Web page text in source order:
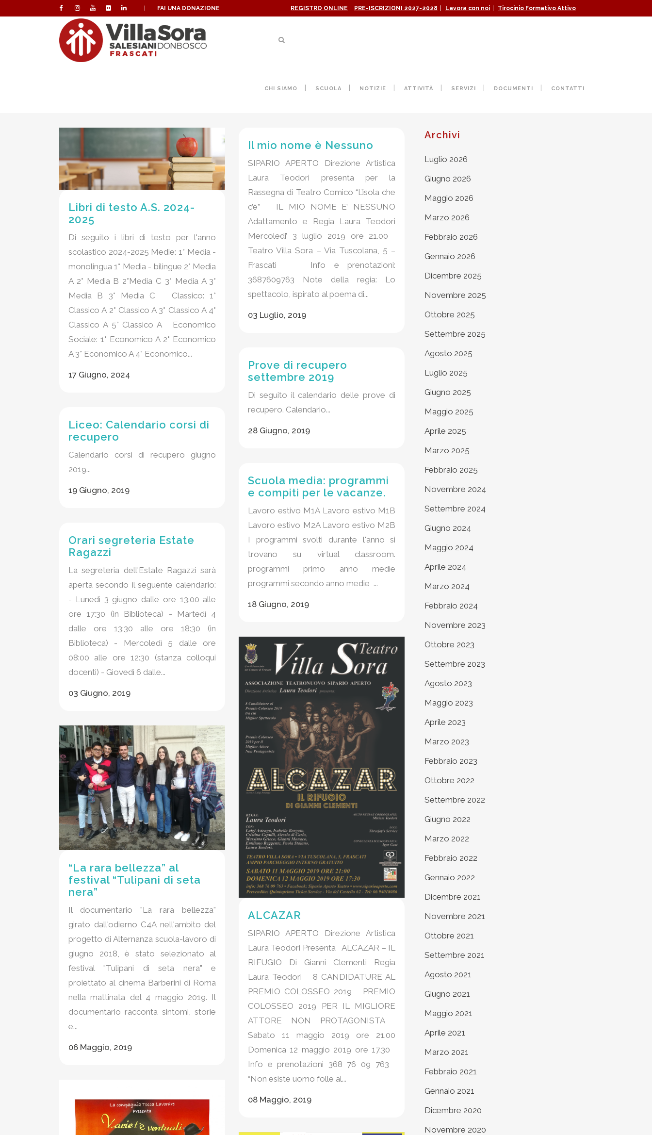
FAI UNA DONAZIONE REGISTRO ONLINE PRE-ISCRIZIONI 2027-2028 Lavora con noi Tirocinio Formativo Attivo
CHI SIAMO SCUOLA NOTIZIE ATTIVITÀ SERVIZI DOCUMENTI CONTATTI
AUTHOR: COMUNICAZIONE
Libri di testo A.S. 2024-
2025
Di seguito i libri di testo per l'anno
scolastico 2024-2025 Medie: 1° Media -
monolingua 1° Media - bilingue 2° Media
A 2° Media B 2°Media C 3° Media A 3°
Media B 3° Media C Classico: 1°
Classico A 2° Classico A 3° Classico A 4°
Classico A 5° Classico A Economico
Sociale: 1° Economico A 2° Economico
A 3° Economico A 4° Economico...
17 Giugno, 2024
Il mio nome è Nessuno
SIPARIO APERTO Direzione Artistica
Laura Teodori presenta per la
Rassegna di Teatro Comico “L’isola che
c’è” IL MIO NOME E’ NESSUNO
Adattamento e Regia Laura Teodori
Mercoledi’ 3 luglio 2019 ore 21.00
Teatro Villa Sora – Via Tuscolana, 5 –
Frascati Info e prenotazioni:
3687609763 Note della regia: Lo
spettacolo, ispirato al poema di...
03 Luglio, 2019
Prove di recupero
settembre 2019
Di seguito il calendario delle prove di
recupero. Calendario...
28 Giugno, 2019
Liceo: Calendario corsi di
recupero
Calendario corsi di recupero giugno
2019...
19 Giugno, 2019
Scuola media: programmi
e compiti per le vacanze.
Lavoro estivo M1A Lavoro estivo M1B
Lavoro estivo M2A Lavoro estivo M2B
I programmi svolti durante l'anno si
trovano su virtual classroom.
programmi primo anno medie
programmi secondo anno medie ...
18 Giugno, 2019
Orari segreteria Estate
Ragazzi
La segreteria dell'Estate Ragazzi sarà
aperta secondo il seguente calendario:
- Lunedì 3 giugno dalle ore 13.00 alle
ore 17:30 (in Biblioteca) - Martedì 4
dalle ore 13:30 alle ore 18:30 (in
Biblioteca) - Mercoledì 5 dalle ore
08:00 alle ore 12:30 (stanza colloqui
docenti) - Giovedì 6 dalle...
03 Giugno, 2019
ALCAZAR
SIPARIO APERTO Direzione Artistica
Laura Teodori Presenta ALCAZAR – IL
RIFUGIO Di Gianni Clementi Regia
Laura Teodori 8 CANDIDATURE AL
PREMIO COLOSSEO 2019 PREMIO
COLOSSEO 2019 PER IL MIGLIORE
ATTORE NON PROTAGONISTA
Sabato 11 maggio 2019 ore 21.00
Domenica 12 maggio 2019 ore 17.30
Info e prenotazioni 368 76 09 763
“Non esiste uomo folle al...
08 Maggio, 2019
“La rara bellezza” al
festival “Tulipani di seta
nera”
Il documentario "La rara bellezza"
girato dall'odierno C4A nell'ambito del
progetto di Alternanza scuola-lavoro di
giugno 2018, è stato selezionato al
festival "Tulipani di seta nera" e
proiettato al cinema Barberini di Roma
nella mattinata del 4 maggio 2019. Il
documentario racconta sintomi, storie
e...
06 Maggio, 2019
Archivi
Luglio 2026
Giugno 2026
Maggio 2026
Marzo 2026
Febbraio 2026
Gennaio 2026
Dicembre 2025
Novembre 2025
Ottobre 2025
Settembre 2025
Agosto 2025
Luglio 2025
Giugno 2025
Maggio 2025
Aprile 2025
Marzo 2025
Febbraio 2025
Novembre 2024
Settembre 2024
Giugno 2024
Maggio 2024
Aprile 2024
Marzo 2024
Febbraio 2024
Novembre 2023
Ottobre 2023
Settembre 2023
Agosto 2023
Maggio 2023
Aprile 2023
Marzo 2023
Febbraio 2023
Ottobre 2022
Settembre 2022
Giugno 2022
Marzo 2022
Febbraio 2022
Gennaio 2022
Dicembre 2021
Novembre 2021
Ottobre 2021
Settembre 2021
Agosto 2021
Giugno 2021
Maggio 2021
Aprile 2021
Marzo 2021
Febbraio 2021
Gennaio 2021
Dicembre 2020
Novembre 2020